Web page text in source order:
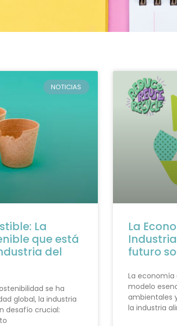
NOTICIAS
La
que está
del
se ha
global, la industria
desafío crucial:
La
futuro
La economía
modelo
ambientales
la industria